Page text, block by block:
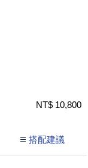
NT$ 10,800
搭配建議